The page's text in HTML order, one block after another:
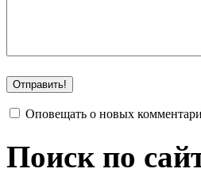
Оповещать о новых
Поиск по